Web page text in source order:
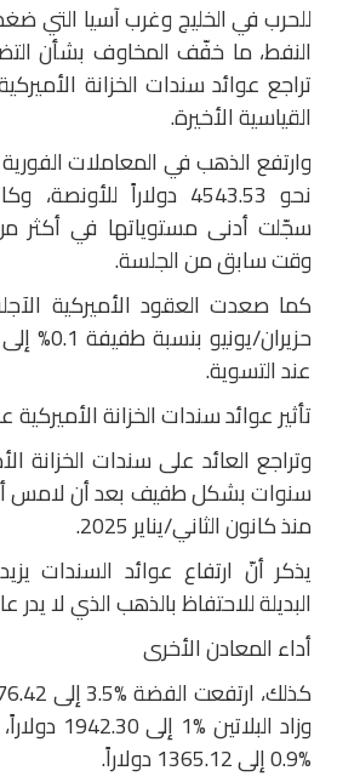
للحرب في الخليج وغرب آسيا التي
النفط، ما خفّف المخاوف بشأن
تراجع عوائد سندات الخزانة
القياسية الأخيرة.
نحو 4543.53 دولاراً
وقت سابق من الجلسة.
كما صعدت العقود الأميركية
عند التسوية.
تأثير عوائد سندات الخزانة
سنوات بشكل طفيف بعد أن لامس
منذ كانون الثاني/يناير 2025.
يذكر أنّ ارتفاع عوائد السندات
البديلة للاحتفاظ بالذهب الذي لا يدر
أداء المعادن الأخرى
وزاد
%0.9 إلى 1365.12 دولاراً.